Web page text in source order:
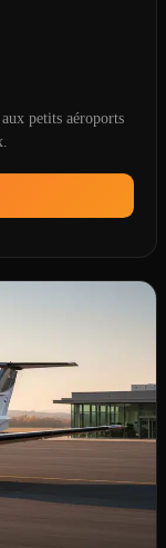
petits aéroports